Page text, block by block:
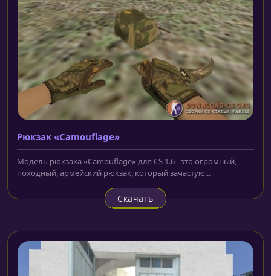
Рюкзак «Camouflage»
Модель рюкзака «Camouflage» для CS 1.6 - это огромный,
походный, армейский рюкзак, который зачастую...
Скачать